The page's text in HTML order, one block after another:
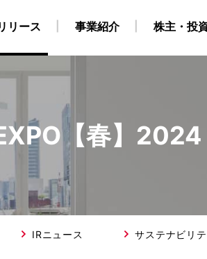
【春】
IRニュース サステナビリ
リース
業 LNG船事業 CCS事業 原油
ISO9001認証取得について
事業紹介
・業績データ 株式・株主情報 IR
株主・投
のサステナビリティ経営 外部から
タブック
社概要 所在地 グループ会社・海
教育機関学生・自社養成コース）
陸上職 キャリア採用情報